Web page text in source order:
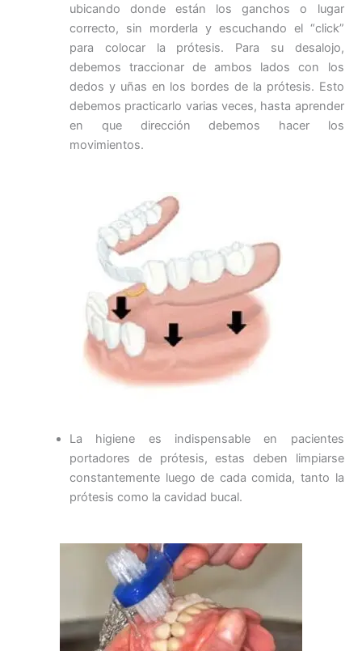
ubicando donde están los ganchos o lugar
correcto, sin morderla y escuchando el “click”
para colocar la prótesis. Para su desalojo,
debemos traccionar de ambos lados con los
dedos y uñas en los bordes de la prótesis. Esto
debemos practicarlo varias veces, hasta aprender
en que dirección debemos hacer los
movimientos.
La higiene es indispensable en pacientes
portadores de prótesis, estas deben limpiarse
constantemente luego de cada comida, tanto la
prótesis como la cavidad bucal.